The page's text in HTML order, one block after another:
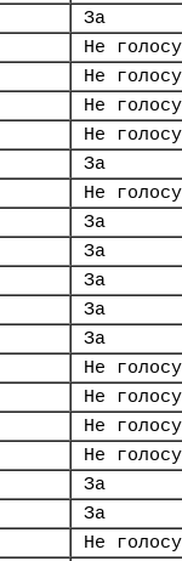
За
Не
Не
Не
Не
За
Не
За
За
За
За
За
Не
Не
Не
Не
За
За
Не